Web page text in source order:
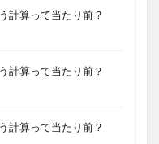
計算って当たり前？
計算って当たり前？
計算って当たり前？